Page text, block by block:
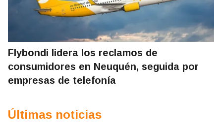
Flybondi lidera los reclamos de
consumidores en Neuquén, seguida por
empresas de telefonía
Últimas noticias